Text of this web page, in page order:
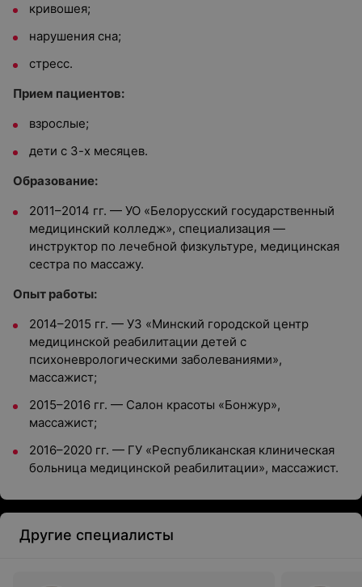
кривошея;
нарушения сна;
стресс.
Прием пациентов:
взрослые;
дети с 3-х месяцев.
Образование:
2011–2014 гг. — УО «Белорусский государственный
медицинский колледж», специализация —
инструктор по лечебной физкультуре, медицинская
сестра по массажу.
Опыт работы:
2014–2015 гг. — УЗ «Минский городской центр
медицинской реабилитации детей с
психоневрологическими заболеваниями»,
массажист;
2015–2016 гг. — Салон красоты «Бонжур»,
массажист;
2016–2020 гг. — ГУ «Республиканская клиническая
больница медицинской реабилитации», массажист.
Другие специалисты